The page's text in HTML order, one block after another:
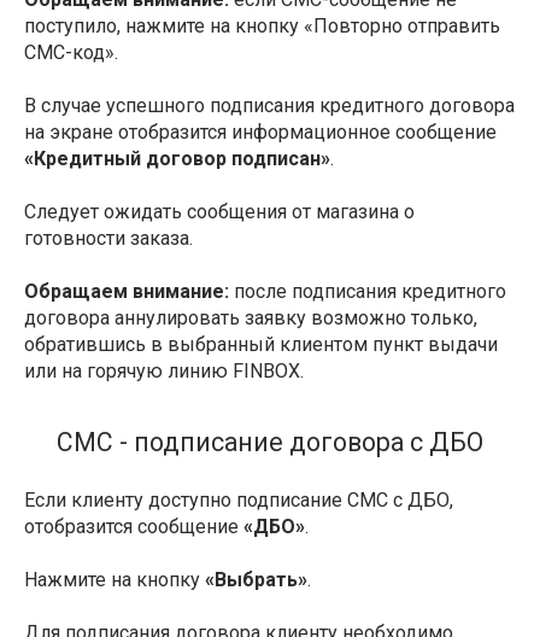
поступило, нажмите на кнопку «Повторно отправить
СМС-код».
В случае успешного подписания кредитного договора
на экране отобразится информационное сообщение
«Кредитный договор подписан».
Следует ожидать сообщения от магазина о
готовности заказа.
Обращаем внимание: после подписания кредитного
договора аннулировать заявку возможно только,
обратившись в выбранный клиентом пункт выдачи
или на горячую линию FINBOX.
СМС - подписание договора с ДБО
Если клиенту доступно подписание СМС с ДБО,
отобразится сообщение «ДБО».
Нажмите на кнопку «Выбрать».